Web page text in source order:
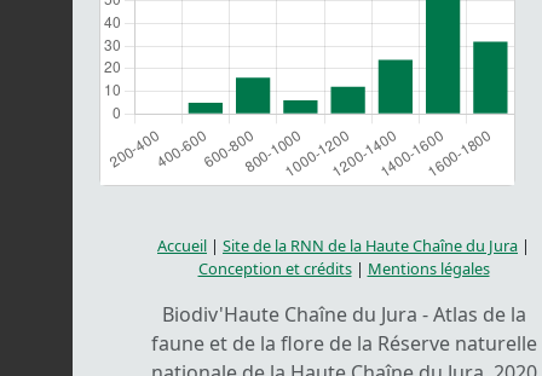
Accueil | Site de la RNN de la Haute Chaîne du Jura |
Conception et crédits| Mentions légales
Biodiv'Haute Chaîne du Jura - Atlas de la
faune et de la flore de la Réserve naturelle